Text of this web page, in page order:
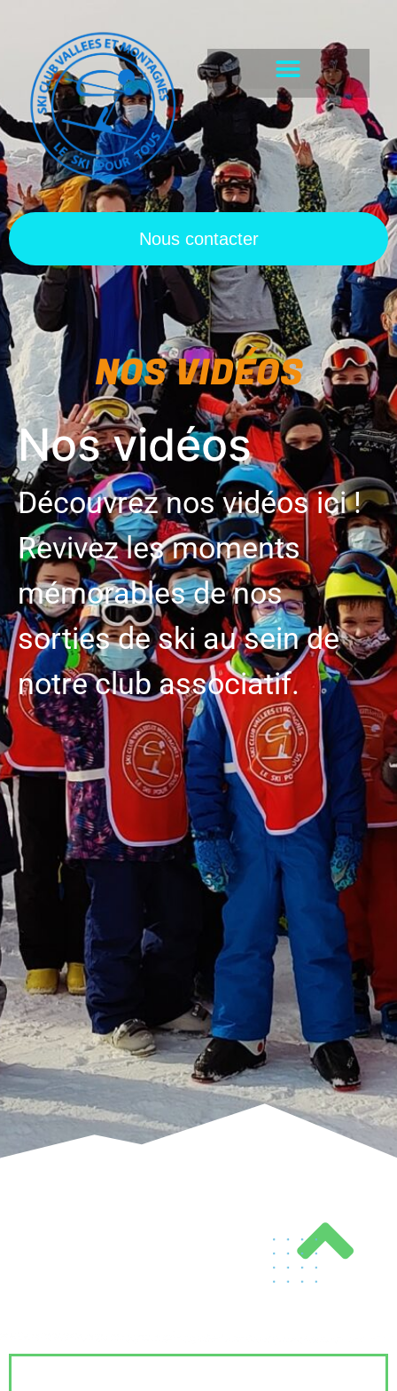
Nous contacter
NOS VIDÉOS
Nos vidéos
Découvrez nos vidéos ici !
Revivez les moments
mémorables de nos
sorties de ski au sein de
notre club associatif.